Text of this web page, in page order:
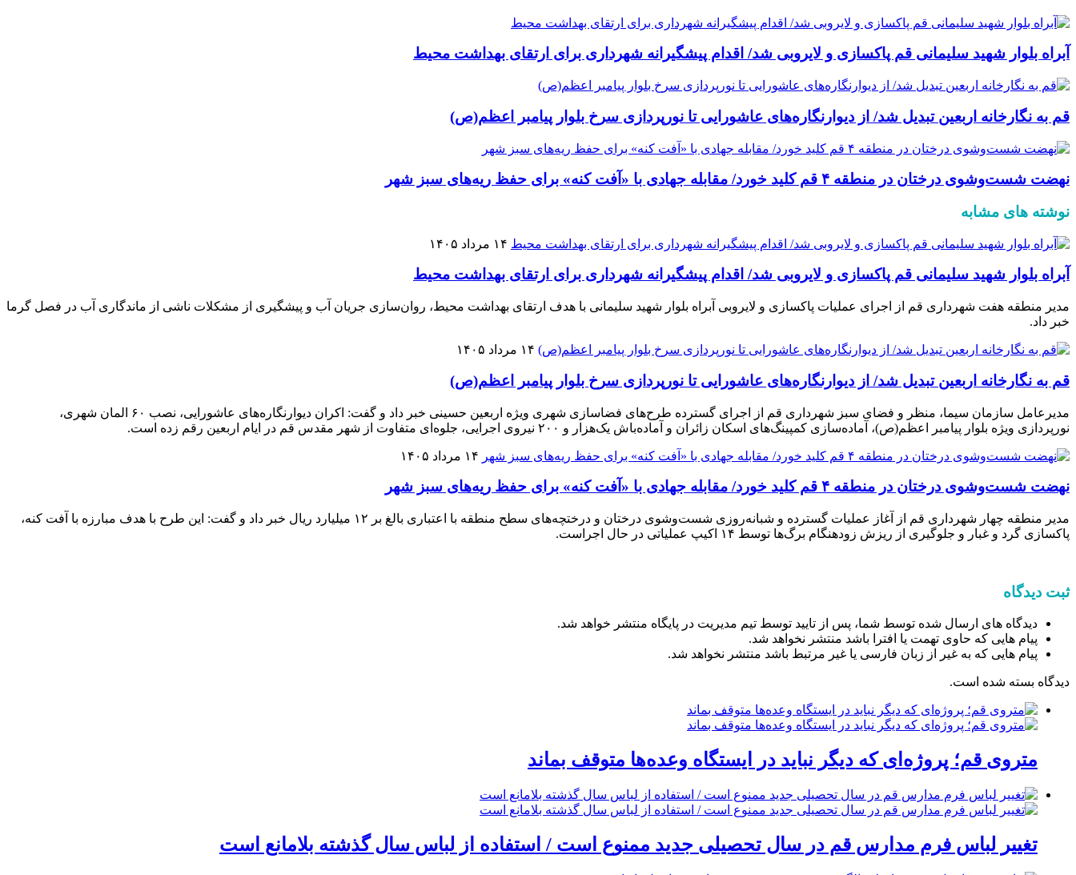
آبراه بلوار شهید سلیمانی قم پاکسازی و لایروبی شد/ اقدام پیشگیرانه شهرداری برای ارتقای بهداشت محیط
قم به نگارخانه اربعین تبدیل شد/ از دیوارنگاره‌های عاشورایی تا نورپردازی سرخ بلوار پیامبر اعظم(ص)
نهضت شست‌وشوی درختان در منطقه ۴ قم کلید خورد/ مقابله جهادی با «آفت کنه» برای حفظ ریه‌های سبز شهر
نوشته های مشابه
۱۴ مرداد ۱۴۰۵
آبراه بلوار شهید سلیمانی قم پاکسازی و لایروبی شد/ اقدام پیشگیرانه شهرداری برای ارتقای بهداشت محیط
مدیر منطقه هفت شهرداری قم از اجرای عملیات پاکسازی و لایروبی آبراه بلوار شهید سلیمانی با هدف ارتقای بهداشت محیط، روان‌سازی جریان آب و پیشگیری از مشکلات ناشی از ماندگاری آب در فصل گرما
خبر داد.
۱۴ مرداد ۱۴۰۵
قم به نگارخانه اربعین تبدیل شد/ از دیوارنگاره‌های عاشورایی تا نورپردازی سرخ بلوار پیامبر اعظم(ص)
مدیرعامل سازمان سیما، منظر و فضای سبز شهرداری قم از اجرای گسترده طرح‌های فضاسازی شهری ویژه اربعین حسینی خبر داد و گفت: اکران دیوارنگاره‌های عاشورایی، نصب ۶۰ المان شهری،
نورپردازی ویژه بلوار پیامبر اعظم(ص)، آماده‌سازی کمپینگ‌های اسکان زائران و آماده‌باش یک‌هزار و ۲۰۰ نیروی اجرایی، جلوه‌ای متفاوت از شهر مقدس قم در ایام اربعین رقم زده است.
۱۴ مرداد ۱۴۰۵
نهضت شست‌وشوی درختان در منطقه ۴ قم کلید خورد/ مقابله جهادی با «آفت کنه» برای حفظ ریه‌های سبز شهر
مدیر منطقه چهار شهرداری قم از آغاز عملیات گسترده و شبانه‌روزی شست‌وشوی درختان و درختچه‌های سطح منطقه با اعتباری بالغ بر ۱۲ میلیارد ریال خبر داد و گفت: این طرح با هدف مبارزه با آفت کنه،
پاکسازی گرد و غبار و جلوگیری از ریزش زودهنگام برگ‌ها توسط ۱۴ اکیپ عملیاتی در حال اجراست.
ثبت دیدگاه
دیدگاه های ارسال شده توسط شما، پس از تایید توسط تیم مدیریت در پایگاه منتشر خواهد شد.
پیام هایی که حاوی تهمت یا افترا باشد منتشر نخواهد شد.
پیام هایی که به غیر از زبان فارسی یا غیر مرتبط باشد منتشر نخواهد شد.
دیدگاه بسته شده است.
متروی قم؛ پروژه‌ای که دیگر نباید در ایستگاه وعده‌ها متوقف بماند
تغییر لباس فرم مدارس قم در سال تحصیلی جدید ممنوع است / استفاده از لباس سال گذشته بلامانع است